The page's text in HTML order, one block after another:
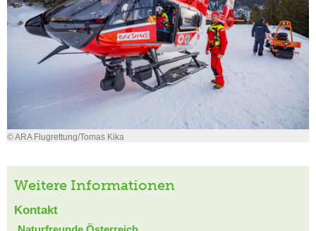
© ARA Flugrettung/Tomas Kika
Weitere Informationen
Kontakt